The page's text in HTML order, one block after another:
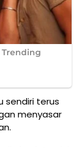
sendiri terus
menyasar